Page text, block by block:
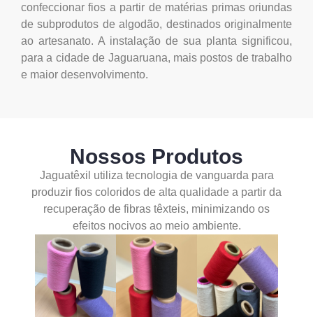
confeccionar fios a partir de matérias primas oriundas
de subprodutos de algodão, destinados originalmente
ao artesanato. A instalação de sua planta significou,
para a cidade de Jaguaruana, mais postos de trabalho
e maior desenvolvimento.
Nossos Produtos
Jaguatêxil utiliza tecnologia de vanguarda para
produzir fios coloridos de alta qualidade a partir da
recuperação de fibras têxteis, minimizando os
efeitos nocivos ao meio ambiente.